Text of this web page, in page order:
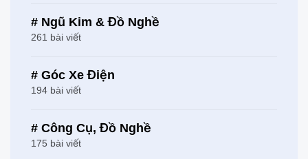
# Ngũ Kim & Đồ Nghề
261 bài viết
# Góc Xe Điện
194 bài viết
# Công Cụ, Đồ Nghề
175 bài viết